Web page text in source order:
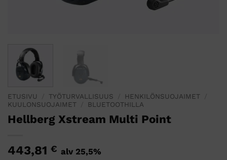
ETUSIVU TYÖTURVALLISUUS HENKILÖNSUOJAIMET
KUULONSUOJAIMET
BLUETOOTHILLA
Hellberg Xstream Multi Point
443,81 € alv 25,5%